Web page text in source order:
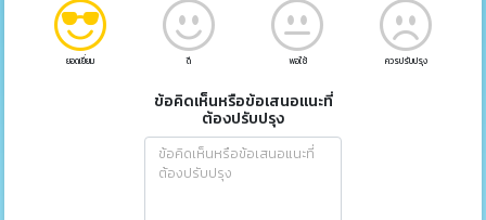
ยอดเยี่ยม ดี พอใช้ ควรปรับปรุง
ข้อคิดเห็นหรือข้อเสนอแนะที่
ต้องปรับปรุง